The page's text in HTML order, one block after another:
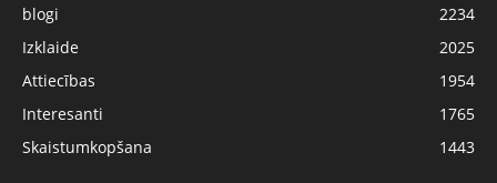
blogi
2234
Izklaide
2025
Attiecības
1954
Interesanti
1765
Skaistumkopšana
1443